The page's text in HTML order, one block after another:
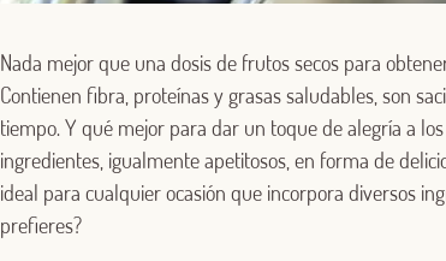
Nada mejor que una dosis de frutos secos para
Contienen fibra, proteínas y grasas saludables, son
tiempo. Y qué mejor para dar un toque de alegría a
ingredientes, igualmente apetitosos, en forma de
ideal para cualquier ocasión que incorpora diversos
prefieres?
Log in
Iniciar